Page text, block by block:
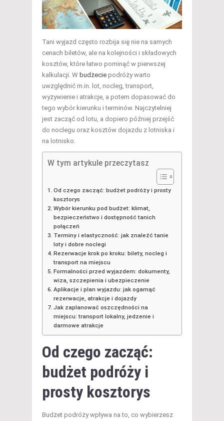
Tani wyjazd często rozbija się nie na samych
cenach biletów, ale na kolejności i składowych
kosztów, które łatwo pominąć w pierwszej
kalkulacji. W budżecie podróży warto
uwzględnić m.in. lot, nocleg, transport,
wyżywienie i atrakcje, a potem dopasować do
tego wybór kierunku i terminów. Najczytelniej
jest zacząć od lotu, a dopiero później przejść
do noclegu oraz kosztów dojazdu z lotniska i
na lotnisko.
W tym artykule przeczytasz
Od czego zacząć: budżet podróży i prosty
kosztorys
Wybór kierunku pod budżet: klimat,
bezpieczeństwo i dostępność tanich
połączeń
Terminy i elastyczność: jak znaleźć tanie
loty i dobre noclegi
Rezerwacje krok po kroku: bilety, nocleg i
transport na miejscu
Formalności przed wyjazdem: dokumenty,
wiza, szczepienia i ubezpieczenie
Aplikacje i plan wyjazdu: jak ogarnąć
rezerwacje, atrakcje i dojazdy
Jak zaplanować oszczędności na
miejscu: transport lokalny, jedzenie i
darmowe atrakcje
Od czego zacząć:
budżet podróży i
prosty kosztorys
Budżet podróży wpływa na to, co wybierzesz